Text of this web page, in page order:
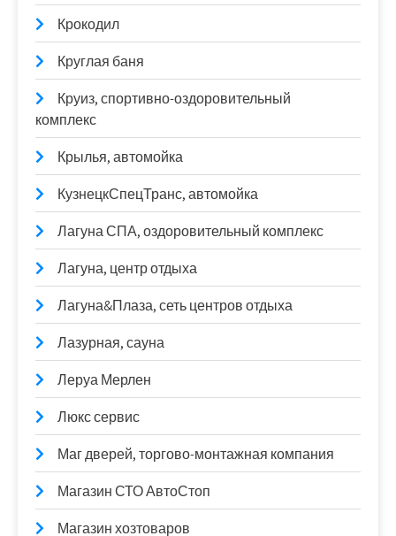
Крокодил
Круглая баня
Круиз, спортивно-оздоровительный
комплекс
Крылья, автомойка
КузнецкСпецТранс, автомойка
Лагуна СПА, оздоровительный комплекс
Лагуна, центр отдыха
Лагуна&Плаза, сеть центров отдыха
Лазурная, сауна
Леруа Мерлен
Люкс сервис
Маг дверей, торгово-монтажная компания
Магазин СТО АвтоСтоп
Магазин хозтоваров